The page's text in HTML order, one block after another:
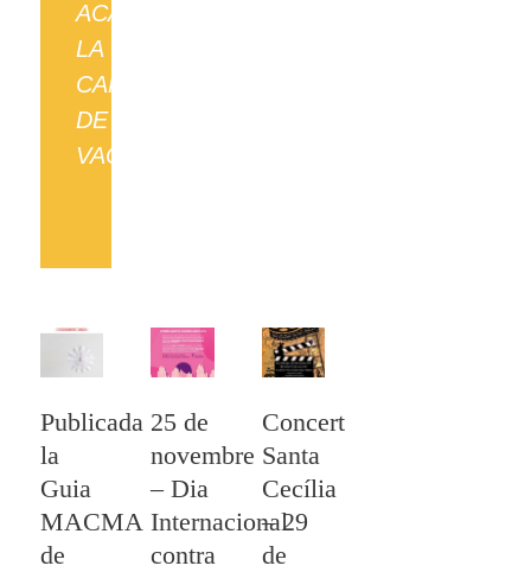
ACABE
LA
CAMPANYA
DE
VACUNACIÓ
Publicada
la
Guia
MACMA
de
25 de
novembre
– Dia
Internacional
contra
Concert
Santa
Cecília
– 29
de